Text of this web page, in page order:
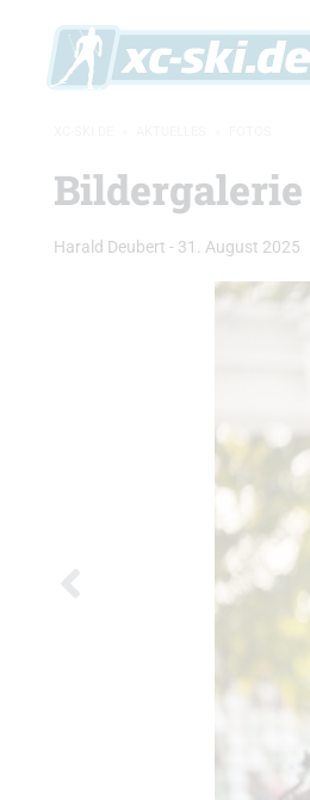
Harald Deubert - 31. August 2025